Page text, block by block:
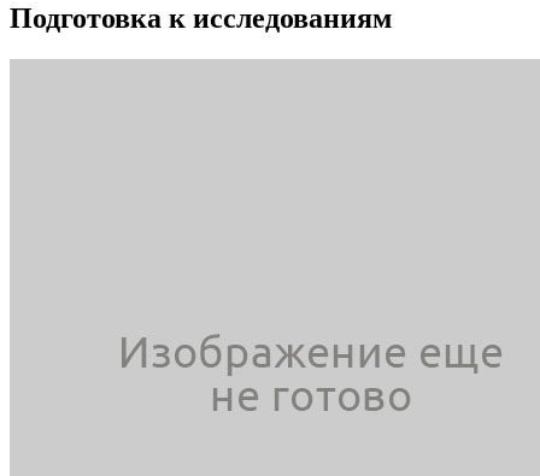
Подготовка к исследованиям